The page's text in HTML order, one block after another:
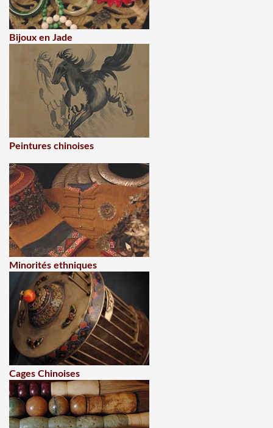
Bijoux en Jade
Peintures chinoises
Minorités ethniques
Cages Chinoises